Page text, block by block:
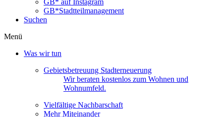
GB* auf Instagram
GB*Stadtteilmanagement
Suchen
Menü
Was wir tun
Gebietsbetreuung Stadterneuerung
Wir beraten kostenlos zum Wohnen und
Wohnumfeld.
Vielfältige Nachbarschaft
Mehr Miteinander